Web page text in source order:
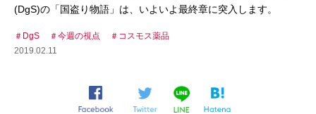
(DgS)の「国盗り物語」は、いよいよ最終章に突入します。
DgS 今週の視点
コスモス薬品
2019.02.11